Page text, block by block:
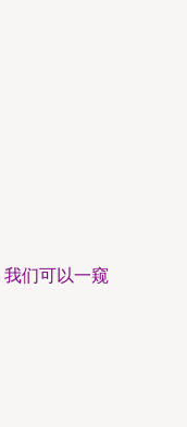
们可以一窥